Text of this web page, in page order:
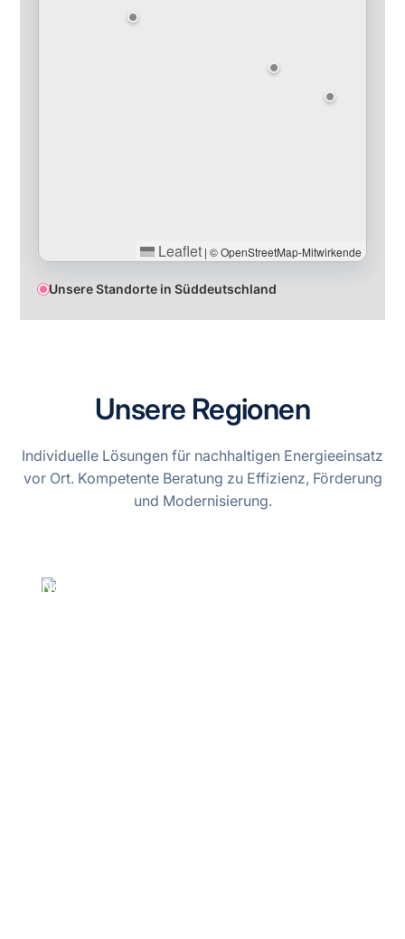
Leaflet | © OpenStreetMap-Mitwirkende
Unsere Standorte in Süddeutschland
Unsere Regionen
Individuelle Lösungen für nachhaltigen Energieeinsatz
vor Ort. Kompetente Beratung zu Effizienz, Förderung
und Modernisierung.
Norddeutschland